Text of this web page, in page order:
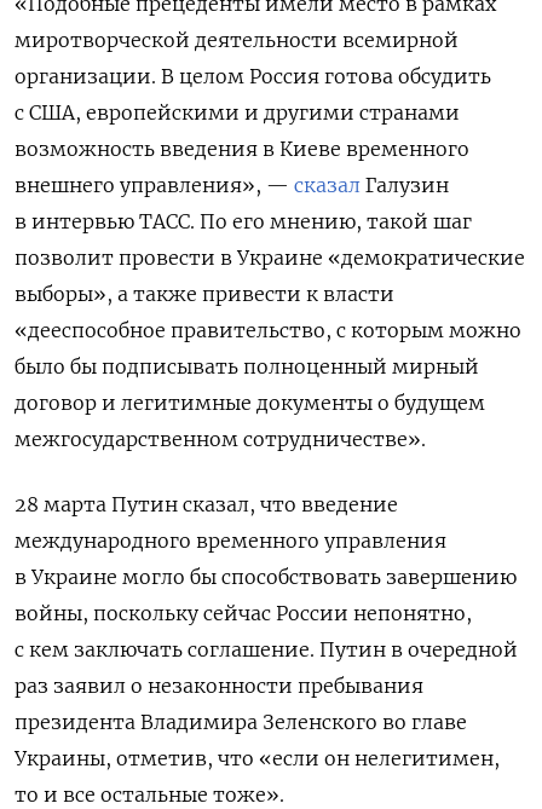
миротворческой деятельности всемирной
организации. В целом Россия готова обсудить
с США, европейскими и другими странами
возможность введения в Киеве временного
внешнего управления», — сказал Галузин
в интервью ТАСС. По его мнению, такой шаг
позволит провести в Украине «демократические
выборы», а также привести к власти
«дееспособное правительство, с которым можно
было бы подписывать полноценный мирный
договор и легитимные документы о будущем
межгосударственном сотрудничестве».
28 марта Путин сказал, что введение
международного временного управления
в Украине могло бы способствовать завершению
войны, поскольку сейчас России непонятно,
с кем заключать соглашение. Путин в очередной
раз заявил о незаконности пребывания
президента Владимира Зеленского во главе
Украины, отметив, что «если он нелегитимен,
то и все остальные тоже».